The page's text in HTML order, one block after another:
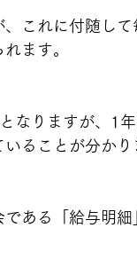
これに付随し
ます。
なりますが、1
ることが分かり
ある「給与明